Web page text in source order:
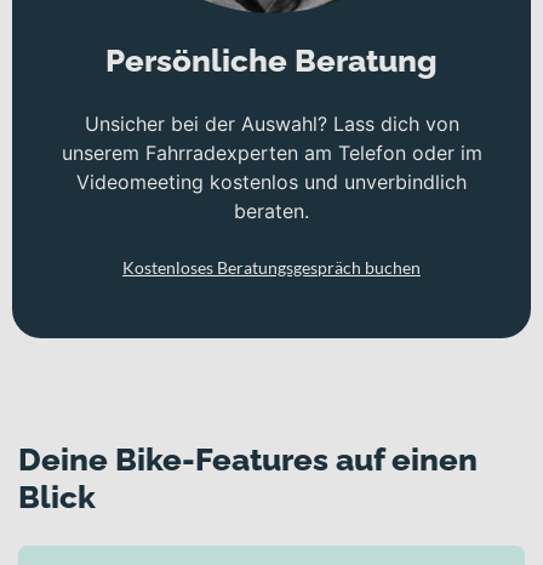
Persönliche Beratung
Unsicher bei der Auswahl? Lass dich von
unserem Fahrradexperten am Telefon oder im
Videomeeting kostenlos und unverbindlich
beraten.
Kostenloses Beratungsgespräch buchen
Deine Bike-Features auf einen
Blick